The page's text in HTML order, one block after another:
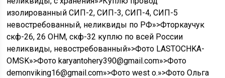
изолированный СИП-2, СИП-3, СИП-4, СИП-5
невостребованный, неликвиды по РФ»>Фторкаучук
скф-26, 26 ОНМ, скф-32 куплю по всей России
неликвиды, невостребованный»>Фото LASTOCHKA-
OMSK»>Фото karyantohery390@gmail.com»>Фото
demonviking16@gmail.com»>Фото west o.»>Фото Ольга